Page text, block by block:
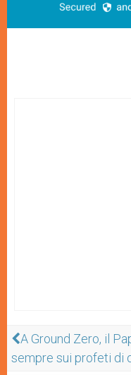
A Ground Zero, il
sempre sui profeti di